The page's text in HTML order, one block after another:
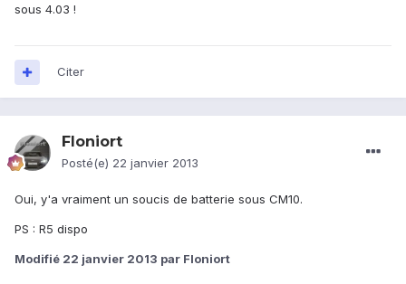
sous 4.03 !
Citer
Floniort
Posté(e) 22 janvier 2013
Oui, y'a vraiment un soucis de batterie sous CM10.
PS : R5 dispo
Modifié 22 janvier 2013 par Floniort